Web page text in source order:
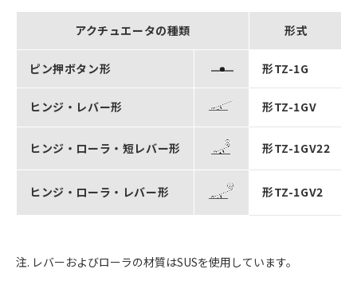
アクチュエータの種類 形式
ピン押ボタン形 形TZ-1G
ヒンジ・レバー形 形TZ-1GV
ヒンジ・ローラ・短レバー形 形TZ-1GV22
ヒンジ・ローラ・レバー形 形TZ-1GV2
注. レバーおよびローラの材質はSUSを使用しています。